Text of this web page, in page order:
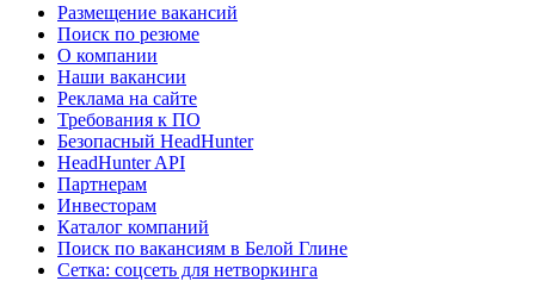
Размещение вакансий
Поиск по резюме
О компании
Наши вакансии
Реклама на сайте
Требования к ПО
Безопасный HeadHunter
HeadHunter API
Партнерам
Инвесторам
Каталог компаний
Поиск по вакансиям в Белой Глине
Сетка: соцсеть для нетворкинга